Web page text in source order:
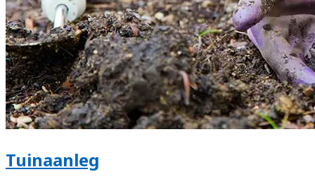
Tuinaanleg